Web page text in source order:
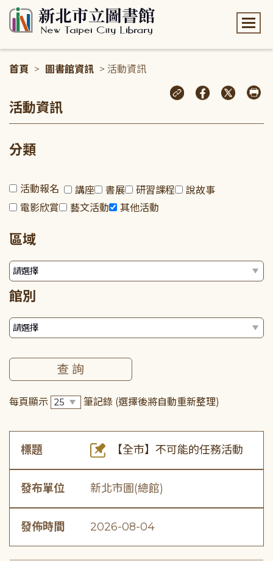
首頁 > 圖書館資訊 > 活動資訊
活動資訊
分類
活動報名 講座 書展 研習課程
說故事
電影欣賞
藝文活動 其他活動
區域
館別
每頁顯示 筆記錄 (選擇後將自動重新整理)
標題 【全市】不可能的任務活動
發布單位 新北市圖(總館)
發佈時間 2026-08-04